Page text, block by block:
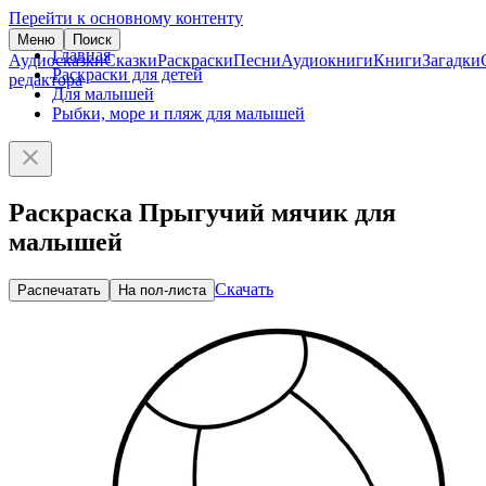
Перейти к основному контенту
Меню Поиск
АудиосказкиСказкиРаскраскиПесниАудиокнигиКнигиЗагадки
редактора
Главная
Раскраски для детей
Для малышей
Рыбки, море и пляж для малышей
Раскраска Прыгучий мячик для
малышей
Распечатать На пол-листа Скачать